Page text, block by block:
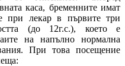
каса, бременните имат
при лекар в първите три
(до 12г.с.), което е
на напълно нормална
При това посещение